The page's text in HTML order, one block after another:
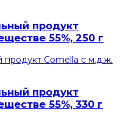
продукт
55%, 250 г
продукт
55%, 330 г